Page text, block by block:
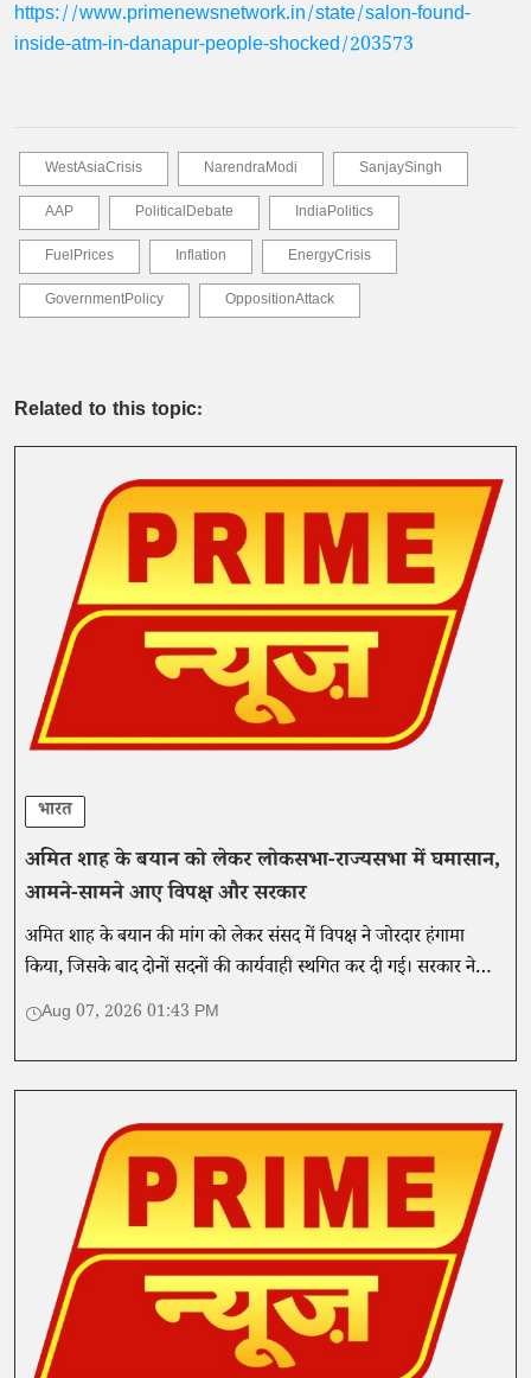
https://www.primenewsnetwork.in/state/salon-found-
inside-atm-in-danapur-people-shocked/203573
WestAsiaCrisis NarendraModi
SanjaySingh
AAP
PoliticalDebate
IndiaPolitics
FuelPrices
Inflation
EnergyCrisis
GovernmentPolicy
OppositionAttack
Related to this topic:
भारत
अमित शाह के बयान को लेकर लोकसभा-राज्यसभा में घमासान,
आमने-सामने आए विपक्ष और सरकार
अमित शाह के बयान की मांग को लेकर संसद में विपक्ष ने जोरदार हंगामा
किया, जिसके बाद दोनों सदनों की कार्यवाही स्थगित कर दी गई। सरकार ने
विपक्ष के आरोपों को खारिज करते हुए कहा....
Aug 07, 2026 01:43 PM